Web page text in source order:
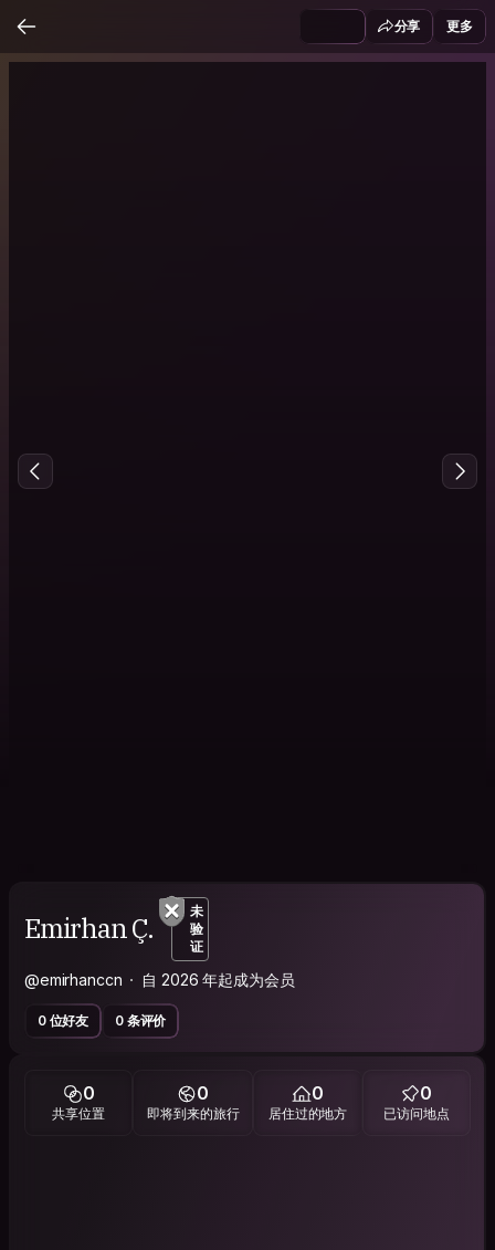
分享 更多
Emirhan Ç.
未
验
证
@emirhanccn 自 2026 年起成为会员
0 位好友 0 条评价
0
共享位置
0
即将到来的旅行
0
居住过的地方
0
已访问地点